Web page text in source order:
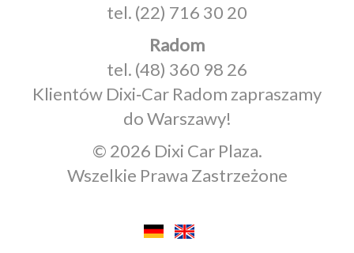
tel. (22) 716 30 20
Radom
tel. (48) 360 98 26
Klientów Dixi‑Car Radom zapraszamy
do Warszawy!
© 2026 Dixi Car Plaza.
Wszelkie Prawa Zastrzeżone